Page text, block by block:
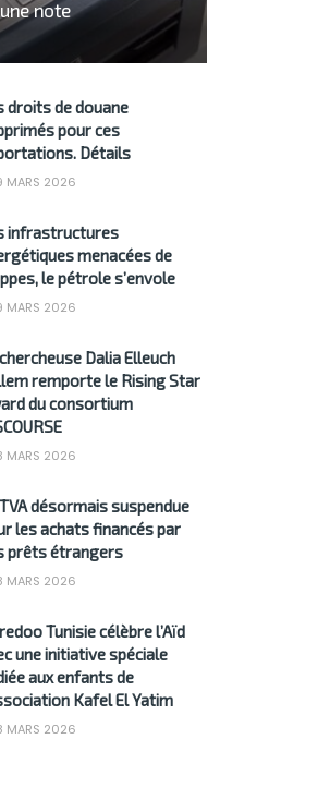
note
droits de douane
pour ces
Détails
MARS 2026
infrastructures
menacées de
le pétrole s’envole
MARS 2026
Dalia Elleuch
remporte le Rising Star
du consortium
MARS 2026
désormais suspendue
les achats financés par
prêts étrangers
MARS 2026
Tunisie célèbre l’Aïd
une initiative spéciale
aux enfants de
Kafel El Yatim
MARS 2026